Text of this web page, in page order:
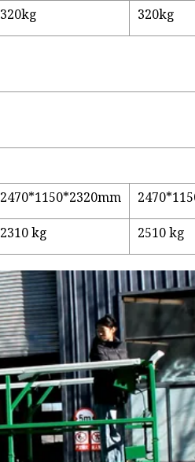
320kg 320kg
2470*1150*2320mm
2310 kg 2510 kg